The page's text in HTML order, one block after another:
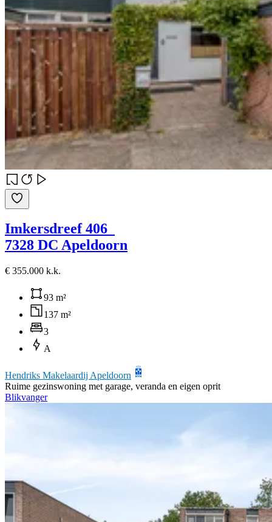
Imkersdreef 406
7328 DC Apeldoorn
€ 355.000 k.k.
93 m²
137 m²
3
A
Hendriks Makelaardij Apeldoorn
Ruime gezinswoning met garage, veranda en eigen oprit
Blikvanger